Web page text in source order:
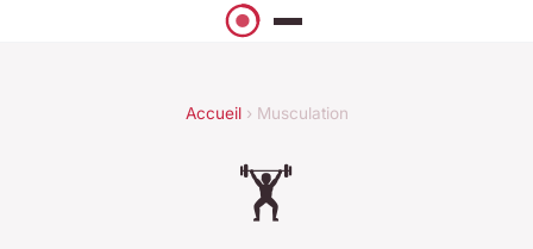
Accueil› Musculation
🏋️